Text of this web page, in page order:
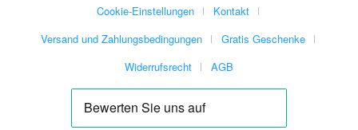
Cookie-Einstellungen
Kontakt
Versand und Zahlungsbedingungen
Gratis Geschenke
Widerrufsrecht
AGB